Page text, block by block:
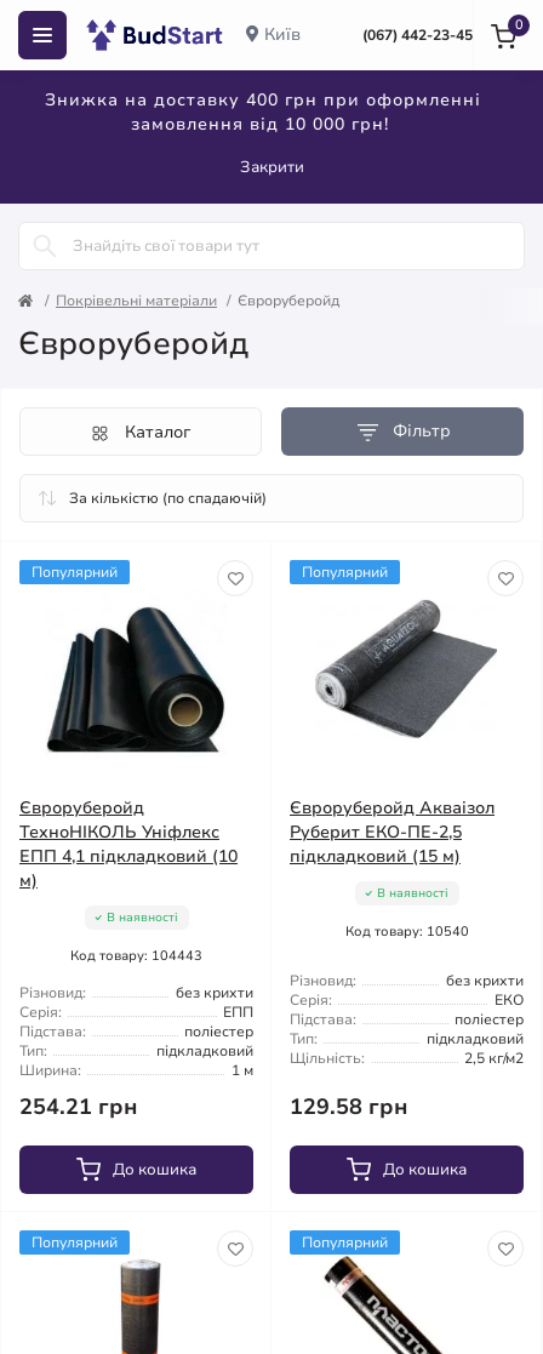
Київ (067) 442-23-45
Знижка на доставку 400 грн при оформленні
замовлення від 10 000 грн!
Закрити
0
Покрівельні матеріали Євроруберойд
Євроруберойд
Фільтр
Каталог
Популярний
Євроруберойд
ТехноНІКОЛЬ Уніфлекс
ЕПП 4,1 підкладковий (10
м)
В наявності
Код товару: 104443
Різновид:
без крихти
Серія:
ЕПП
Підстава:
поліестер
Тип:
підкладковий
Ширина:
1 м
254.21 грн
До кошика
Популярний
Євроруберойд Акваізол
Руберит ЕКО-ПЕ-2,5
підкладковий (15 м)
В наявності
Код товару: 10540
Різновид:
без крихти
Серія:
ЕКО
Підстава:
поліестер
Тип:
підкладковий
Щільність:
2,5 кг/м2
129.58 грн
До кошика
Популярний Популярний